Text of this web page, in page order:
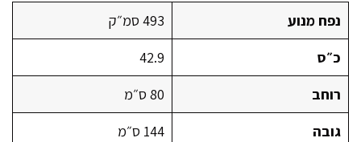
נפח מנוע
493 סמ״ק
כ״ס
42.9
רוחב
80 ס״מ
גובה
144 ס״מ